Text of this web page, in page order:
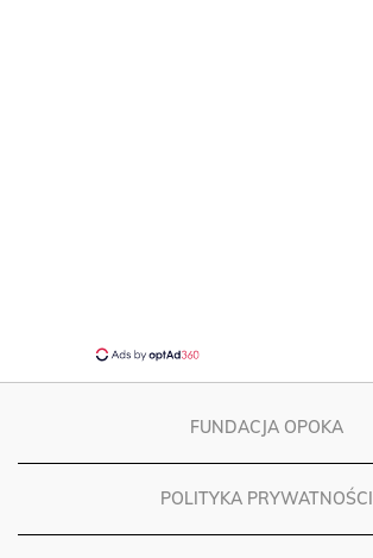
FUNDACJA OPOKA
POLITYKA PRYWATNOŚCI